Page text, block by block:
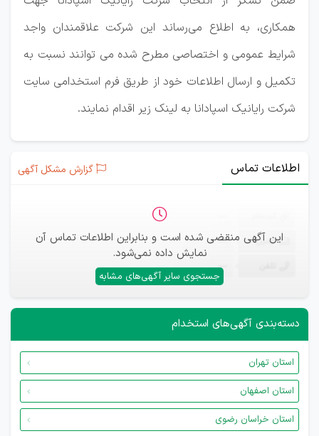
همکاری، به اطلاع می‌رساند این شرکت علاقمندان واجد
شرایط عمومی و اختصاصی مطرح شده می توانند نسبت به
تکمیل و ارسال اطلاعات خود از طریق فرم استخدامی سایت
شرکت رایانیک اسپادانا به لینک زیر اقدام نمایند.
اطلاعات تماس گزارش مشکل آگهی
این آگهی منقضی شده است و بنابراین اطلاعات تماس آن
نمایش داده نمی‌شود.
جستجوی سایر آگهی‌های مشابه
ایمیل —
—
دسته‌بندی آگهی‌های استخدام
استان تهران
استان اصفهان
استان خراسان رضوی